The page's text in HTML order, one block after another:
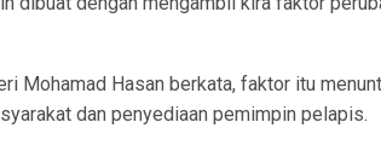
Mohamad Hasan berkata, faktor itu
dan penyediaan pemimpin pelapis.